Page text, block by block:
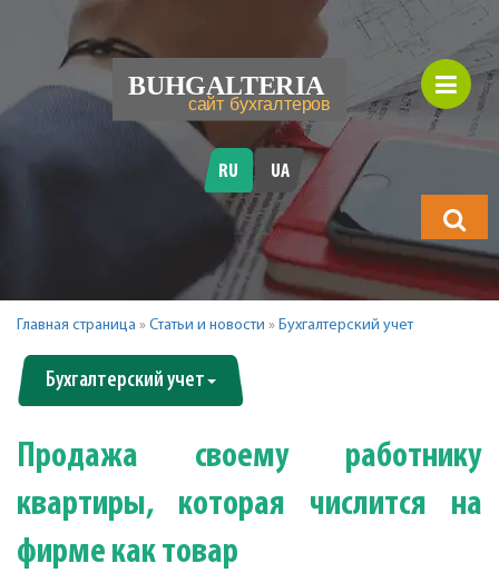
будете
искать?
RU UA
Главная страница » Статьи и новости » Бухгалтерский учет
Бухгалтерский учет
Продажа своему работнику
квартиры, которая числится на
фирме как товар